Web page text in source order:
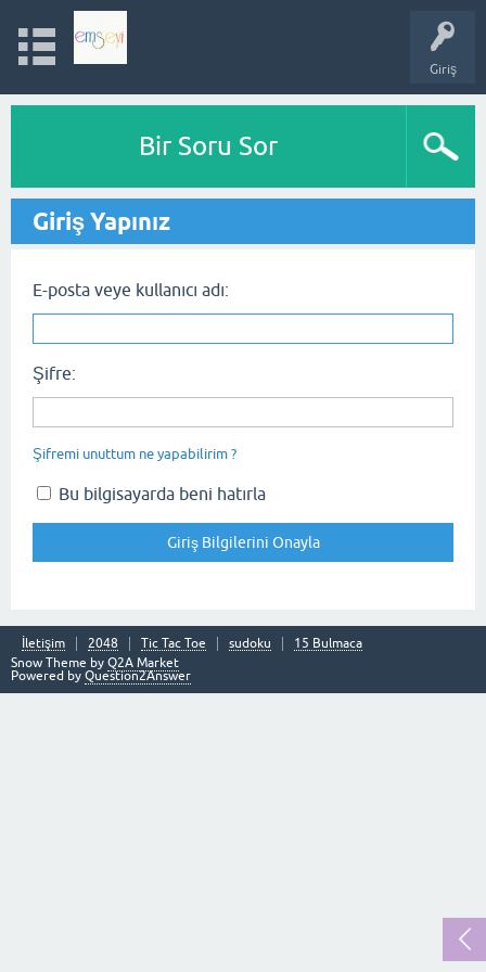
Giriş
Bir Soru Sor
Giriş Yapınız
E-posta veye kullanıcı adı:
Şifre:
Şifremi unuttum ne yapabilirim ?
Bu bilgisayarda beni hatırla
İletişim 2048 Tic Tac Toe sudoku
15 Bulmaca
Snow Theme by Q2A Market
Powered by Question2Answer